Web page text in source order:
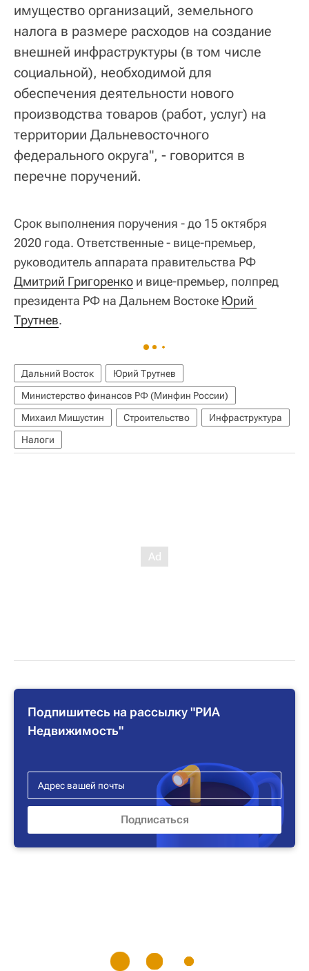
имущество организаций, земельного
налога в размере расходов на создание
внешней инфраструктуры (в том числе
социальной), необходимой для
обеспечения деятельности нового
производства товаров (работ, услуг) на
территории Дальневосточного
федерального округа", - говорится в
перечне поручений.
Срок выполнения поручения - до 15 октября
2020 года. Ответственные - вице-премьер,
руководитель аппарата правительства РФ
Дмитрий Григоренко и вице-премьер, полпред
президента РФ на Дальнем Востоке Юрий
Трутнев.
Дальний Восток
Юрий Трутнев
Министерство финансов РФ (Минфин России)
Михаил Мишустин
Строительство
Инфраструктура
Налоги
Подпишитесь на рассылку "РИА
Недвижимость"